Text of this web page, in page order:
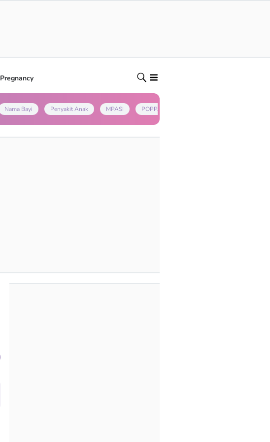
Pregnancy
Nama Bayi Penyakit Anak MPASI POPPAPA